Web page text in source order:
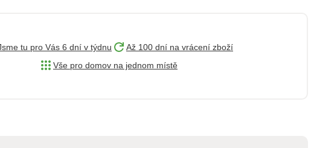
tu pro Vás 6 dní v týdnu
Až 100 dní na vrácení zboží
Vše pro domov na jednom místě